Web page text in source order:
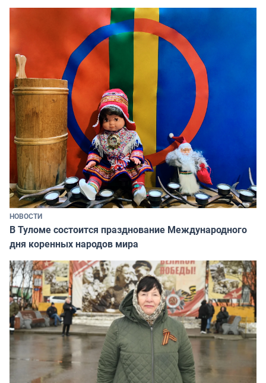
НОВОСТИ
В Туломе состоится празднование Международного
дня коренных народов мира